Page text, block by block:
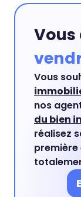
Vous
Vous
nos
du bien
réalisez
première